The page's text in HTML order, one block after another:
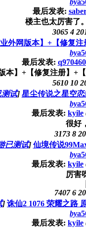
by
最后发表:
楼主也太厉害了
3065 4
外网版本】+【修复
by
最后发表:
本】+【修复注册】+
5610 10
试] 星尘传说之星空
by
最后发表: kyile
很好
3173 8
已测试] 仙境传说
by
最后发表: kyile
厉害
7407 6
] 诛仙2 1076 荣耀之路
by
最后发表: kyile